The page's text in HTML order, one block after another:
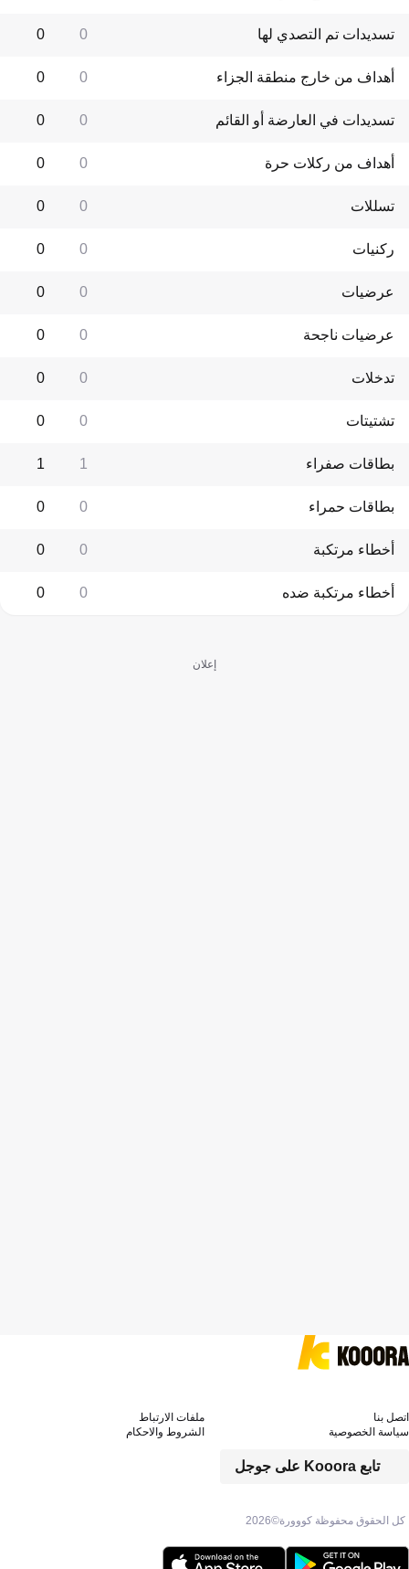
تسديدات تم التصدي لها 0
0
أهداف من خارج منطقة الجزاء 0
0
تسديدات في العارضة أو القائم 0
0
أهداف من ركلات حرة 0
0
تسللات 0
0
ركنيات 0
0
عرضيات 0
0
عرضيات ناجحة 0
0
تدخلات 0
0
تشتيتات 0
0
بطاقات صفراء 1
1
بطاقات حمراء 0
0
أخطاء مرتكبة 0
0
أخطاء مرتكبة ضده 0
0
إعلان
كل الحقوق محفوظة كووورة©2026
تابع Kooora على جوجل
اتصل بنا
ملفات الارتباط
سياسة الخصوصية
الشروط والاحكام